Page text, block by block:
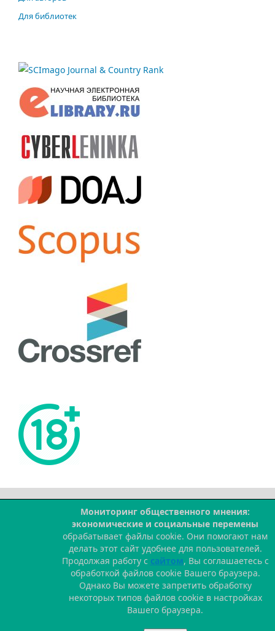
Для библиотек
Мониторинг общественного мнения:
экономические и социальные перемены
обрабатывает файлы cookie. Они помогают нам
делать этот сайт удобнее для пользователей.
Продолжая работу с сайтом, Вы соглашаетесь с
обработкой файлов cookie Вашего браузера.
Однако Вы можете запретить обработку
некоторых типов файлов cookie в настройках
Вашего браузера.